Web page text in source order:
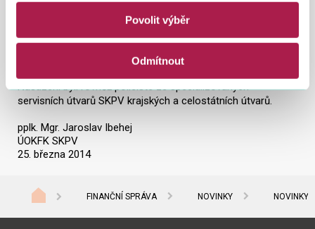
Povolit výběr
Odmítnout
Do realizace celého případu (19. – 20. března 2014) bylo
nasazeno celkem 140 kriminalistů ÚOKFK. Při prováděných
úkonech dále spolupracovali policisté krajských ředitelství
Jihomoravského, Ústeckého, Středočeského,
Nasazeni byli rovněž policisté ze specializovaných
servisních útvarů SKPV krajských a celostátních útvarů.
pplk. Mgr. Jaroslav Ibehej
ÚOKFK SKPV
25. března 2014
FINANČNÍ SPRÁVA NOVINKY NOVINKY